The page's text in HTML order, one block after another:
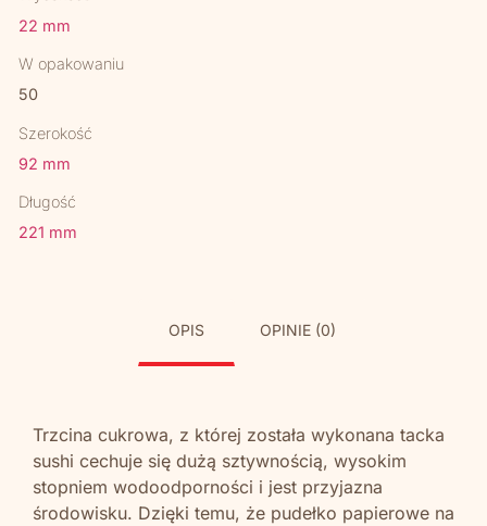
22 mm
W opakowaniu
50
Szerokość
92 mm
Długość
221 mm
OPIS OPINIE (0)
Trzcina cukrowa, z której została wykonana tacka
sushi cechuje się dużą sztywnością, wysokim
stopniem wodoodporności i jest przyjazna
środowisku. Dzięki temu, że pudełko papierowe na